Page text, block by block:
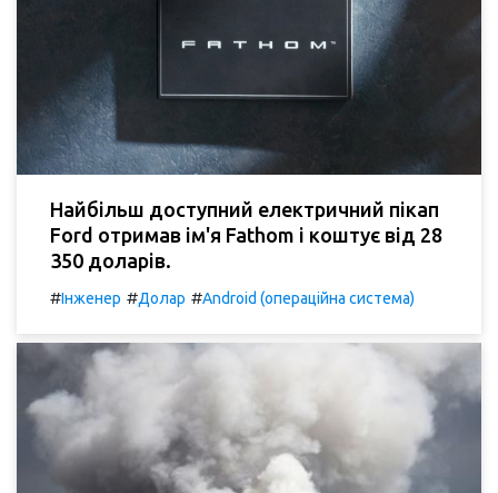
Найбільш доступний електричний пікап
Ford отримав ім'я Fathom і коштує від 28
350 доларів.
#Інженер #Долар #Android (операційна система)